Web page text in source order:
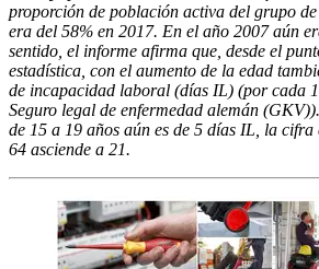
proporción de población activa del grupo
era del 58% en 2017. En el año 2007 aún
sentido, el informe afirma que, desde el
estadística, con el aumento de la edad
de incapacidad laboral (días IL) (por cada
Seguro legal de enfermedad alemán
de 15 a 19 años aún es de 5 días IL, la cifra
64 asciende a 21.